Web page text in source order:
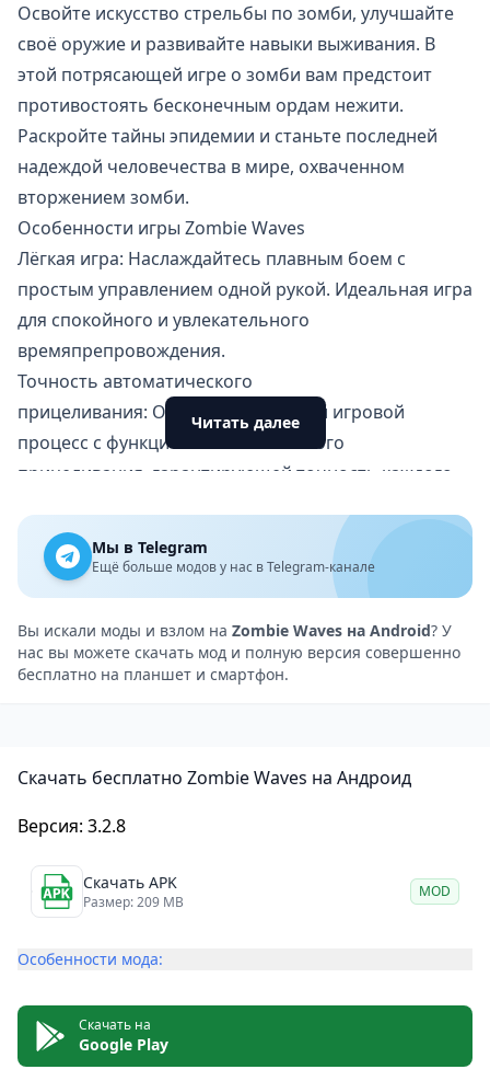
Освойте искусство стрельбы по зомби, улучшайте
своё оружие и развивайте навыки выживания. В
этой потрясающей игре о зомби вам предстоит
противостоять бесконечным ордам нежити.
Раскройте тайны эпидемии и станьте последней
надеждой человечества в мире, охваченном
вторжением зомби.
Особенности игры Zombie Waves
Лёгкая игра: Наслаждайтесь плавным боем с
простым управлением одной рукой. Идеальная игра
для спокойного и увлекательного
времяпрепровождения.
Точность автоматического
прицеливания: Оптимизированный игровой
процесс с функцией автоматического
прицеливания, гарантирующей точность каждого
Сеансы быстрой игры: Идеально подходят для
перерывов — игровые раунды длятся всего 6–12
минут.
Игровой процесс в режиме
ожидания: Зарабатывайте награды, даже когда вы
не в сети, благодаря механике AFK.
множества уникальных героев, каждый из которых
Комбинируйте оружие и навыки, чтобы проложить
свой путь к победе.
Роботы-компаньоны: Улучшите свои боевые
напарников.
разнообразное снаряжение, чтобы пополнить свой
арсенал и справиться с новыми испытаниями.
Читать далее
Мы в Telegram
Ещё больше модов у нас в Telegram-канале
Вы искали моды и взлом на Zombie Waves на Android? У
нас вы можете скачать мод и полную версия совершенно
бесплатно на планшет и смартфон.
Скачать бесплатно Zombie Waves на Андроид
Версия: 3.2.8
Скачать APK
Размер: 209 MB
MOD
Особенности мода:
Скачать на
Google Play